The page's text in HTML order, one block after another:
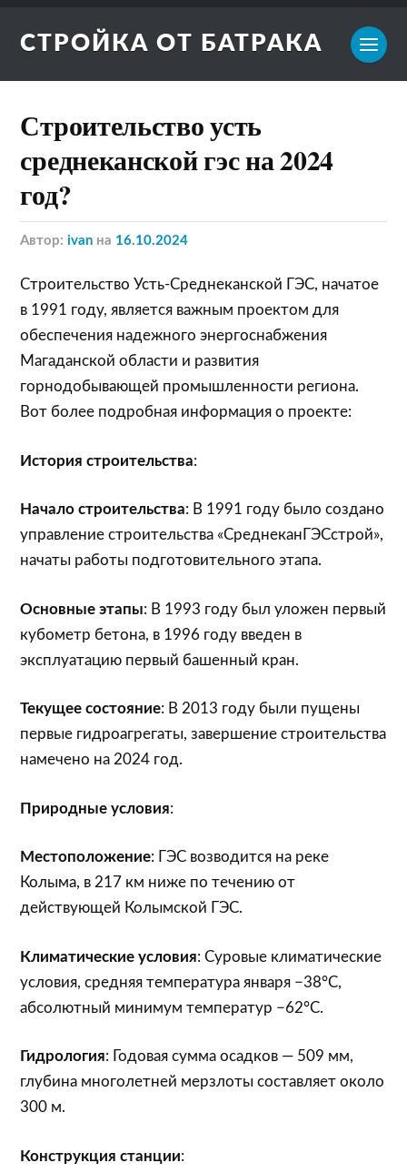
СТРОЙКА ОТ БАТРАКА
Строительство усть
среднеканской гэс на 2024
год?
Автор:ivan на 16.10.2024
Строительство Усть-Среднеканской ГЭС, начатое
в 1991 году, является важным проектом для
обеспечения надежного энергоснабжения
Магаданской области и развития
горнодобывающей промышленности региона.
Вот более подробная информация о проекте:
История строительства:
Начало строительства: В 1991 году было создано
управление строительства «СреднеканГЭСстрой»,
начаты работы подготовительного этапа.
Основные этапы: В 1993 году был уложен первый
кубометр бетона, в 1996 году введен в
эксплуатацию первый башенный кран.
Текущее состояние: В 2013 году были пущены
первые гидроагрегаты, завершение строительства
намечено на 2024 год.
Природные условия:
Местоположение: ГЭС возводится на реке
Колыма, в 217 км ниже по течению от
действующей Колымской ГЭС.
Климатические условия: Суровые климатические
условия, средняя температура января −38°С,
абсолютный минимум температур −62°С.
Гидрология: Годовая сумма осадков — 509 мм,
глубина многолетней мерзлоты составляет около
300 м.
Конструкция станции: